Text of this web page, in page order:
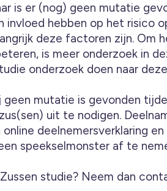
is er (nog) geen mutatie
invloed hebben op het risico
deze factoren zijn. Om
is meer onderzoek in
onderzoek doen naar
geen mutatie is gevonden
uit te nodigen.
deelnemersverklaring
speekselmonster af te
studie? Neem dan